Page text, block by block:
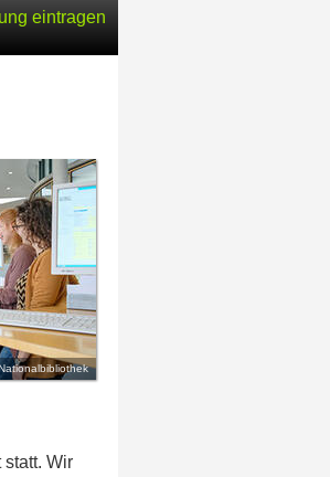
eintragen
Wir